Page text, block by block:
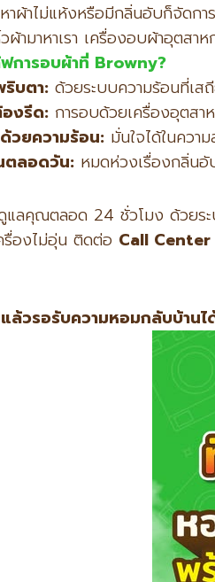
ผ้าไม่แห้งหรือมีกลิ่นอับก็จัดก
ผ้ามาหาเรา เครื่องอบผ้าอุตสา
ฟการอบผ้าที่ Browny?
ริบตา: ด้วยระบบความร้อนที่เส
งรีด: การอบด้วยเครื่องอุตสา
ด้วยความร้อน: มั่นใจได้ในควา
ลอดวัน: หมดห่วงเรื่องกลิ่น
แลคุณตลอด 24 ชั่วโมง ด้วยร
รื่องไม่อุ่น ติดต่อ Call
แล้วรอรับความหอมกลับบ้านไ